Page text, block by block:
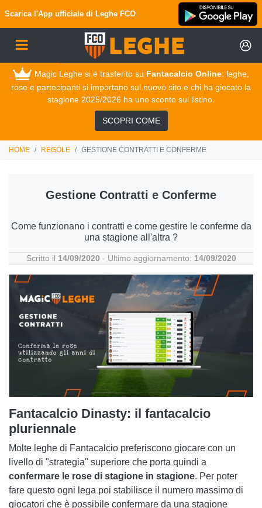
Scarica l'App ufficiale di Leghe FCO
Magic Leghe si è trasferito su Fantacalcio Online: leghe,
rose e partecipanti si importano sul nuovo sito e chi ha giocato la
stagione 2025/2026 ha uno sconto sul listino.
SCOPRI COME
HOME REGOLE GESTIONE CONTRATTI E CONFERME
Gestione Contratti e Conferme
Come funzionano i contratti e come gestire le conferme da
una stagione all'altra ?
Scritto il 14/09/2020 - Ultimo aggiornamento: 14/09/2020
Fantacalcio Dinasty: il fantacalcio
pluriennale
Molte leghe di Fantacalcio preferiscono giocare con un
livello di "strategia" superiore che porta quindi a
confermare le rose di stagione in stagione. Per poter
fare questo ogni lega poi stabilisce il numero massimo di
giocatori che è possibile confermare da una stagione